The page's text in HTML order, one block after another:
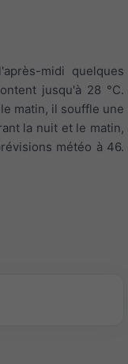
midi quelques
jusqu'à 28 °C.
matin, il souffle une
la nuit et le matin,
météo à 46.